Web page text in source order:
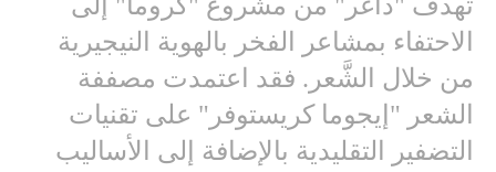
تهدف "داغر" من مشروع "كروما" إلى
الاحتفاء بمشاعر الفخر بالهوية النيجيرية
من خلال الشَّعر. فقد اعتمدت مصففة
الشعر "إيجوما كريستوفر" على تقنيات
التضفير التقليدية بالإضافة إلى الأساليب